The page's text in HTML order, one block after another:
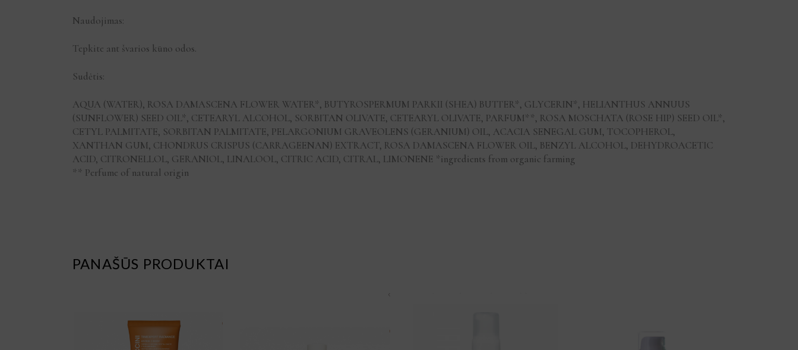
Naudojimas:
Tepkite ant švarios kūno odos.
Sudėtis:
AQUA (WATER), ROSA DAMASCENA FLOWER WATER*, BUTYROSPERMUM PARKII (SHEA) BUTTER*, GLYCERIN*, HELIANTHUS ANNUUS
(SUNFLOWER) SEED OIL*, CETEARYL ALCOHOL, SORBITAN OLIVATE, CETEARYL OLIVATE, PARFUM**, ROSA MOSCHATA (ROSE HIP) SEED OIL*,
CETYL PALMITATE, SORBITAN PALMITATE, PELARGONIUM GRAVEOLENS (GERANIUM) OIL, ACACIA SENEGAL GUM, TOCOPHEROL,
XANTHAN GUM, CHONDRUS CRISPUS (CARRAGEENAN) EXTRACT, ROSA DAMASCENA FLOWER OIL, BENZYL ALCOHOL, DEHYDROACETIC
ACID, CITRONELLOL, GERANIOL, LINALOOL, CITRIC ACID, CITRAL, LIMONENE *ingredients from organic farming
** Perfume of natural origin
PANAŠŪS PRODUKTAI